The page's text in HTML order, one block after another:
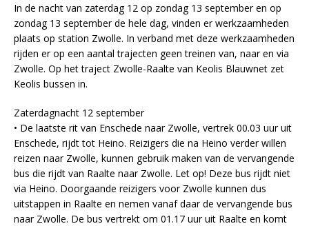
In de nacht van zaterdag 12 op zondag 13 september en op
zondag 13 september de hele dag, vinden er werkzaamheden
plaats op station Zwolle. In verband met deze werkzaamheden
rijden er op een aantal trajecten geen treinen van, naar en via
Zwolle. Op het traject Zwolle-Raalte van Keolis Blauwnet zet
Keolis bussen in.
Zaterdagnacht 12 september
• De laatste rit van Enschede naar Zwolle, vertrek 00.03 uur uit
Enschede, rijdt tot Heino. Reizigers die na Heino verder willen
reizen naar Zwolle, kunnen gebruik maken van de vervangende
bus die rijdt van Raalte naar Zwolle. Let op! Deze bus rijdt niet
via Heino. Doorgaande reizigers voor Zwolle kunnen dus
uitstappen in Raalte en nemen vanaf daar de vervangende bus
naar Zwolle. De bus vertrekt om 01.17 uur uit Raalte en komt